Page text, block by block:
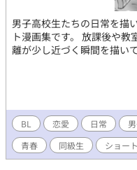
男子高校生たちの日常を描
ト漫画集です。 放課後や
離が少し近づく瞬間を描いて
BL 恋愛 日常
青春
同級生 ショー